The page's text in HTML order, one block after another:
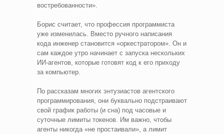
востребованности».
Борис считает, что профессия программиста
уже изменилась. Вместо ручного написания
кода инженер становится «оркестратором». Он и
сам каждое утро начинает с запуска нескольких
ИИ-агентов, которые готовят код к его приходу
за компьютер.
По рассказам многих энтузиастов агентского
программирования, они буквально подстраивают
свой график работы (и сна) под часовые и
суточные лимиты токенов. Им важно, чтобы
агенты никогда «не простаивали», а лимит